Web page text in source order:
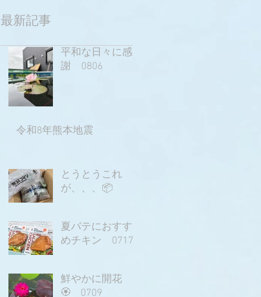
最新記事
平和な日々に感
謝 0806
令和8年熊本地震
とうとうこれ
が、、、📦
夏バテにおすす
めチキン 0717
鮮やかに開花
🏵️ 0709